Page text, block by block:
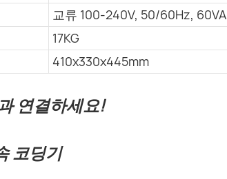
교류 100-240V, 50/60Hz, 60VA
17KG
410x330x445mm
연결하세요!